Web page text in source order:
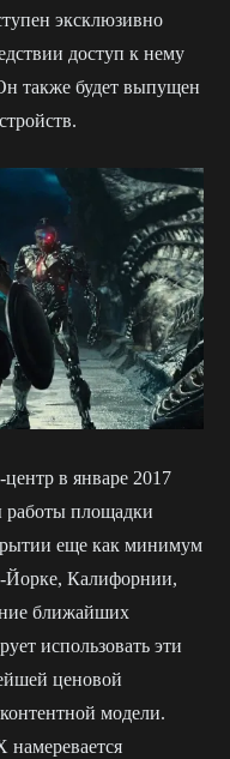
эксклюзивно
доступ к нему
также будет выпущен
в январе 2017
работы площадки
еще как минимум
Йорке, Калифорнии,
ближайших
использовать эти
ценовой
модели.